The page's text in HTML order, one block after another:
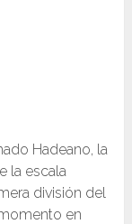
Hadeano, la
la escala
división del
en